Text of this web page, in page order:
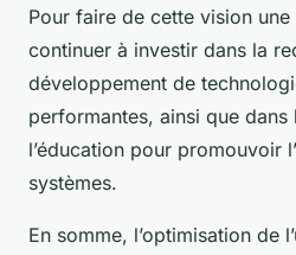
Pour faire de cette vision
continuer à investir dans la
développement de
performantes, ainsi que
l’éducation pour promouvoir
systèmes.
En somme, l’optimisation de